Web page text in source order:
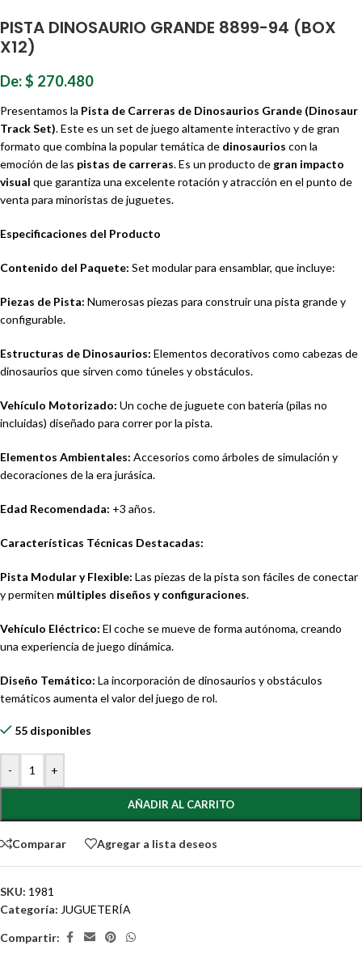
PISTA DINOSAURIO GRANDE 8899-94 (BOX
X12)
De:$ 270.480
Presentamos la Pista de Carreras de Dinosaurios Grande (Dinosaur
Track Set). Este es un set de juego altamente interactivo y de gran
formato que combina la popular temática de dinosaurios con la
emoción de las pistas de carreras. Es un producto de gran impacto
visual que garantiza una excelente rotación y atracción en el punto de
venta para minoristas de juguetes.
Especificaciones del Producto
Contenido del Paquete: Set modular para ensamblar, que incluye:
Piezas de Pista: Numerosas piezas para construir una pista grande y
configurable.
Estructuras de Dinosaurios: Elementos decorativos como cabezas de
dinosaurios que sirven como túneles y obstáculos.
Vehículo Motorizado: Un coche de juguete con batería (pilas no
incluidas) diseñado para correr por la pista.
Elementos Ambientales: Accesorios como árboles de simulación y
decoraciones de la era jurásica.
Edad Recomendada: +3 años.
Características Técnicas Destacadas:
Pista Modular y Flexible: Las piezas de la pista son fáciles de conectar
y permiten múltiples diseños y configuraciones.
Vehículo Eléctrico: El coche se mueve de forma autónoma, creando
una experiencia de juego dinámica.
Diseño Temático: La incorporación de dinosaurios y obstáculos
temáticos aumenta el valor del juego de rol.
55 disponibles
- +
AÑADIR AL CARRITO
Comparar Agregar a lista deseos
SKU: 1981
Categoría: JUGUETERÍA
Compartir: